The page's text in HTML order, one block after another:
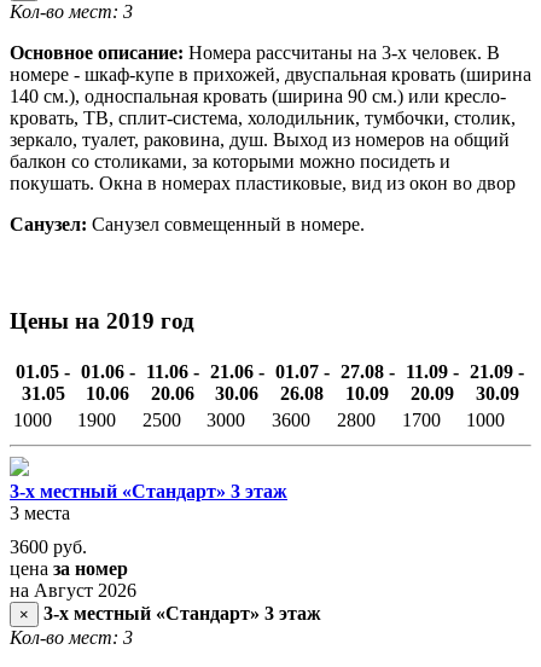
Кол-во мест: 3
Основное описание: Номера рассчитаны на 3-х человек. В
номере - шкаф-купе в прихожей, двуспальная кровать (ширина
140 см.), односпальная кровать (ширина 90 см.) или кресло-
кровать, ТВ, сплит-система, холодильник, тумбочки, столик,
зеркало, туалет, раковина, душ. Выход из номеров на общий
балкон со столиками, за которыми можно посидеть и
покушать. Окна в номерах пластиковые, вид из окон во двор
Санузел: Санузел совмещенный в номере.
Цены на 2019 год
01.05 -
31.05
01.06 -
10.06
11.06 -
20.06
21.06 -
30.06
01.07 -
26.08
27.08 -
10.09
11.09 -
20.09
21.09 -
30.09
1000
1900 2500 3000 3600 2800 1700 1000
3-х местный «Стандарт» 3 этаж
3 места
3600 руб.
цена за номер
на Август 2026
×
3-х местный «Стандарт» 3 этаж
Кол-во мест: 3